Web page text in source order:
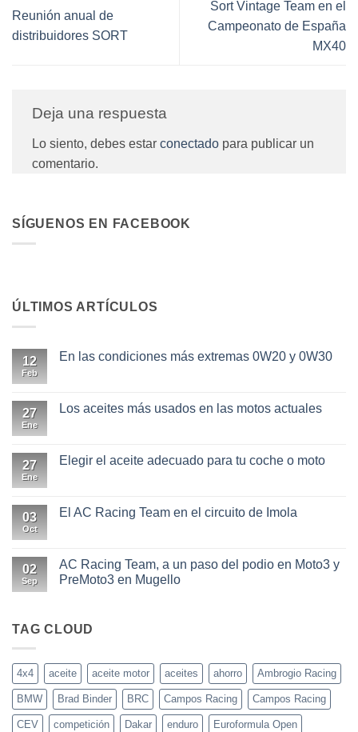
Reunión anual de
distribuidores SORT
Sort Vintage Team en el
Campeonato de España
MX40
Deja una respuesta
Lo siento, debes estar conectado para publicar un
comentario.
SÍGUENOS EN FACEBOOK
ÚLTIMOS ARTÍCULOS
12
Feb
En las condiciones más extremas 0W20 y 0W30
en
En
extremas
0W20
27
Ene
Los aceites más usados en las motos actuales
en
Los
en
las
27
Ene
Elegir el aceite adecuado para tu coche o moto
en
Elegir
para
tu
coche
03
Oct
El AC Racing Team en el circuito de Imola
en
El
AC
circuito
02
Sep
AC Racing Team, a un paso del podio en Moto3 y
PreMoto3 en Mugello
en
AC
un
paso
del
podio
Moto3
TAG CLOUD
4x4 aceite aceite motor aceites ahorro Ambrogio Racing
BMW Brad Binder BRC Campos Racing Campos Racing
CEV competición Dakar enduro Euroformula Open